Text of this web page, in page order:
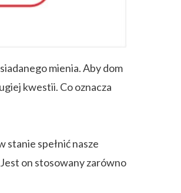
mienia. Aby dom
kwestii. Co oznacza
stanie spełnić nasze
on stosowany zarówno